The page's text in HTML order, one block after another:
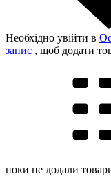
Необхідно увійти в
запис , щоб додати
поки не додали